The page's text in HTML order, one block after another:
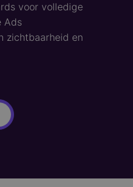
voor volledige
Ads
zichtbaarheid en